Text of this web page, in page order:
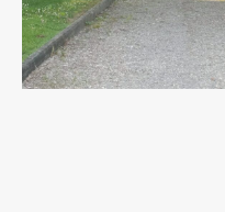
Previous